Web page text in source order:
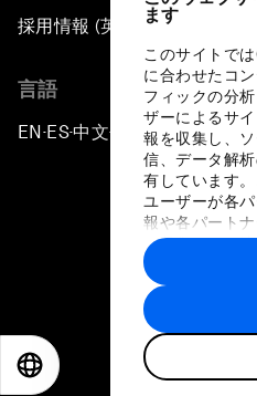
ます
このサイトで
に合わせたコ
フィックの分
ザーによるサ
報を収集し、
信、データ解
有しています
ユーザーが各
報や各パート
に収集された
トナーによっ
す。
採用情報 (英語のみ)
言語
EN ▪ ES▪中文▪ 日本語
プライバシーポ
サイト
©
世界